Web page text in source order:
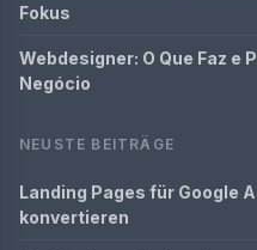
Fokus
Webdesigner: O Que Faz e
Negócio
NEUSTE BEITRÄGE
Landing Pages für Google
konvertieren